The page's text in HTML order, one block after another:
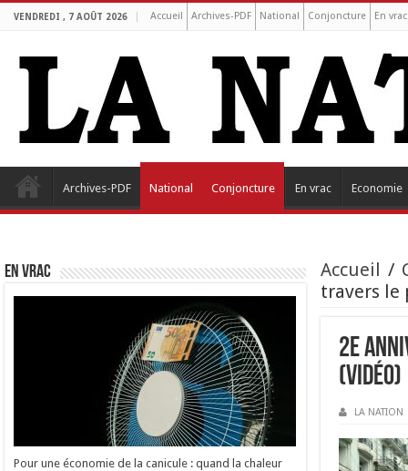
VENDREDI , 7 AOÛT 2026 Accueil Archives-PDF National Conjoncture En vrac
Archives-PDF National Conjoncture En vrac Economie
Accueil /
travers le
2e
(Vidéo)
LA NATION
EN VRAC
Pour une économie de la canicule : quand la chaleur